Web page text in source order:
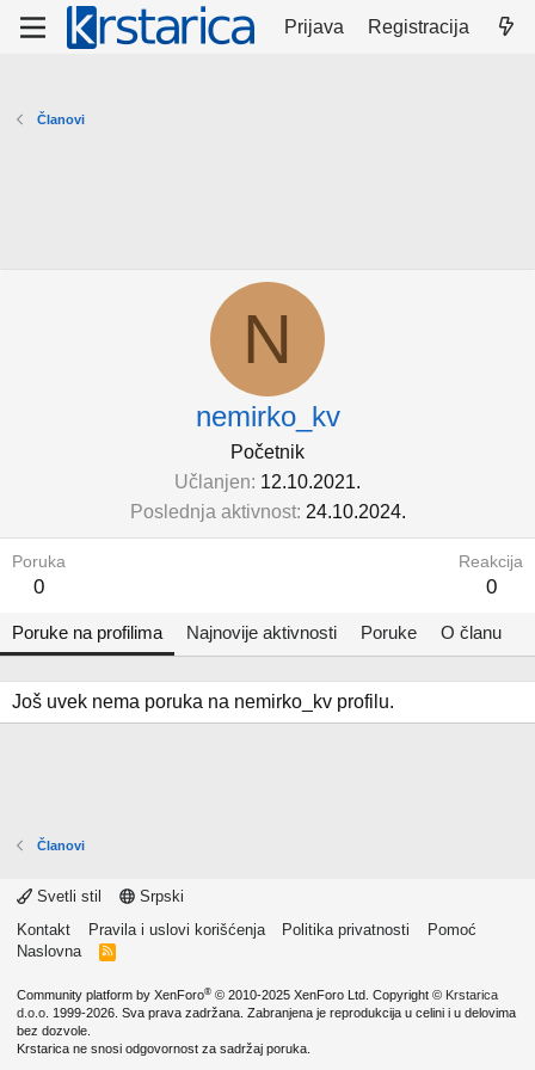
Prijava Registracija
Članovi
N
nemirko_kv
Početnik
Učlanjen 12.10.2021.
Poslednja aktivnost 24.10.2024.
Poruka
0
Reakcija
0
Poruke na profilima Najnovije aktivnosti Poruke O članu
Još uvek nema poruka na nemirko_kv profilu.
Članovi
Svetli stil
Srpski
Kontakt
Pravila i uslovi korišćenja Politika privatnosti
Pomoć
Naslovna
R
Community platform by XenForo® © 2010-2025 XenForo Ltd. Copyright © Krstarica
d.o.o. 1999-2026. Sva prava zadržana. Zabranjena je reprodukcija u celini i u delovima
bez dozvole.
Krstarica ne snosi odgovornost za sadržaj poruka.